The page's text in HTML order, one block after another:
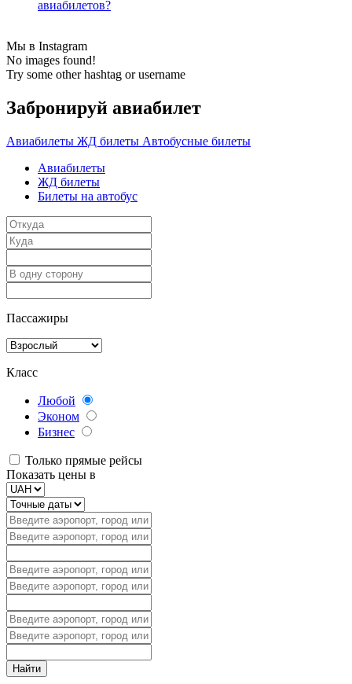
авиабилетов?
Мы в Instagram
No images found!
Try some other hashtag or username
Забронируй авиабилет
Авиабилеты ЖД билеты Автобусные билеты
Авиабилеты
ЖД билеты
Билеты на автобус
Пассажиры
Класс
Любой
Эконом
Бизнес
Только прямые рейсы
Показать цены в